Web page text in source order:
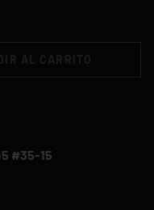
AL CARRITO
#35-15